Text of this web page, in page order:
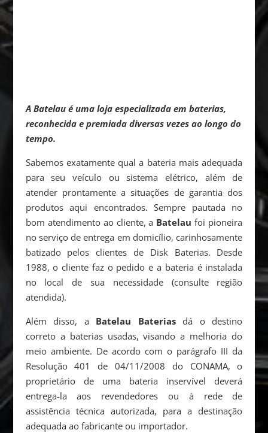
A Batelau é uma loja especializada em baterias,
reconhecida e premiada diversas vezes ao longo do
tempo.
Sabemos exatamente qual a bateria mais adequada
para seu veículo ou sistema elétrico, além de
atender prontamente a situações de garantia dos
produtos aqui encontrados. Sempre pautada no
bom atendimento ao cliente, a Batelau foi pioneira
no serviço de entrega em domicílio, carinhosamente
batizado pelos clientes de Disk Baterias. Desde
1988, o cliente faz o pedido e a bateria é instalada
no local de sua necessidade (consulte região
atendida).
Além disso, a Batelau Bateriasdá o destino
correto a baterias usadas, visando a melhoria do
meio ambiente. De acordo com o parágrafo III da
Resolução 401 de 04/11/2008 do CONAMA, o
proprietário de uma bateria inservível deverá
entrega-la aos revendedores ou à rede de
assistência técnica autorizada, para a destinação
adequada ao fabricante ou importador.